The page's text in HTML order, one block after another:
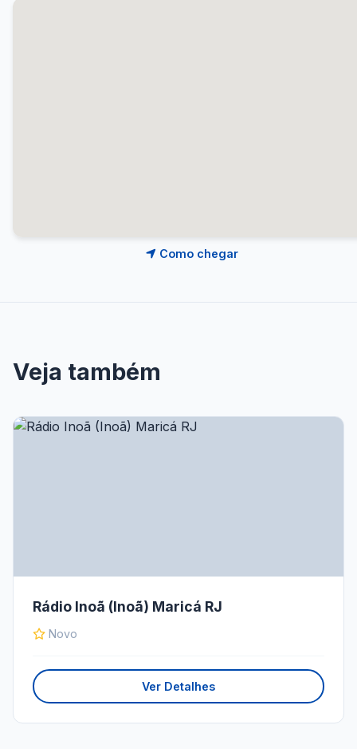
Como chegar
Veja também
Rádio Inoã (Inoã) Maricá RJ
Novo
Ver Detalhes